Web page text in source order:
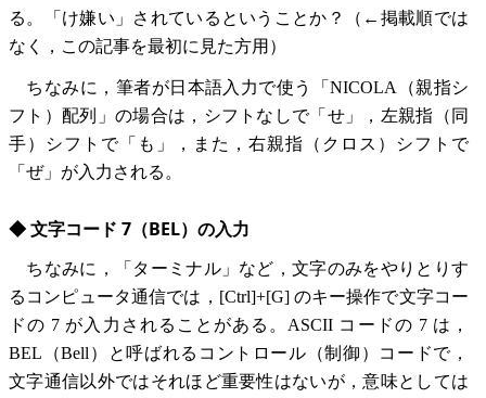
る。「け嫌い」されているということか？（←掲載順では
なく，この記事を最初に見た方用）
ちなみに，筆者が日本語入力で使う「NICOLA（親指シ
フト）配列」の場合は，シフトなしで「せ」，左親指（同
手）シフトで「も」，また，右親指（クロス）シフトで
「ぜ」が入力される。
◆ 文字コード 7（BEL）の入力
ちなみに，「ターミナル」など，文字のみをやりとりす
るコンピュータ通信では，[Ctrl]+[G] のキー操作で文字コー
ドの 7 が入力されることがある。ASCII コードの 7 は，
BEL（Bell）と呼ばれるコントロール（制御）コードで，
文字通信以外ではそれほど重要性はないが，意味としては